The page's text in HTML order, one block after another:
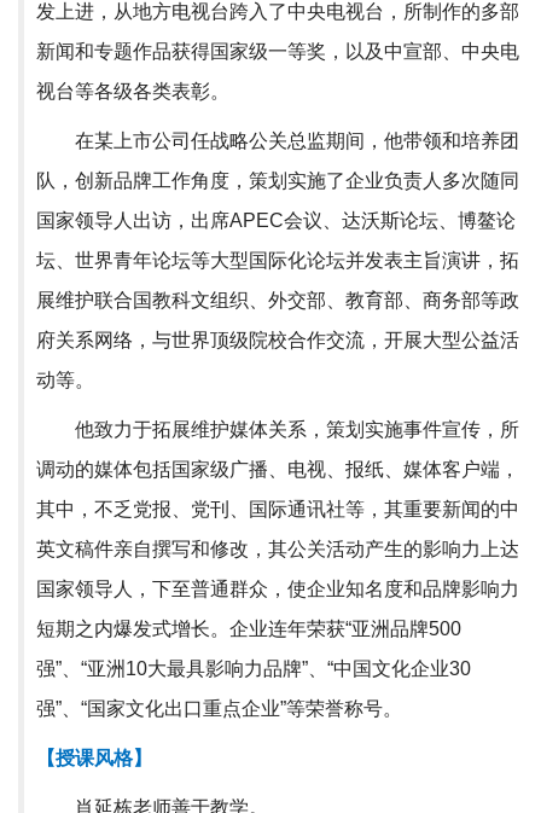
发上进，从地方电视台跨入了中央电视台，所制作的多部
新闻和专题作品获得国家级一等奖，以及中宣部、中央电
视台等各级各类表彰。
在某上市公司任战略公关总监期间，他带领和培养团
队，创新品牌工作角度，策划实施了企业负责人多次随同
国家领导人出访，出席APEC会议、达沃斯论坛、博鳌论
坛、世界青年论坛等大型国际化论坛并发表主旨演讲，拓
展维护联合国教科文组织、外交部、教育部、商务部等政
府关系网络，与世界顶级院校合作交流，开展大型公益活
动等。
他致力于拓展维护媒体关系，策划实施事件宣传，所
调动的媒体包括国家级广播、电视、报纸、媒体客户端，
其中，不乏党报、党刊、国际通讯社等，其重要新闻的中
英文稿件亲自撰写和修改，其公关活动产生的影响力上达
国家领导人，下至普通群众，使企业知名度和品牌影响力
短期之内爆发式增长。企业连年荣获“亚洲品牌500
强”、“亚洲10大最具影响力品牌”、“中国文化企业30
强”、“国家文化出口重点企业”等荣誉称号。
【授课风格】
肖延栋老师善于教学。